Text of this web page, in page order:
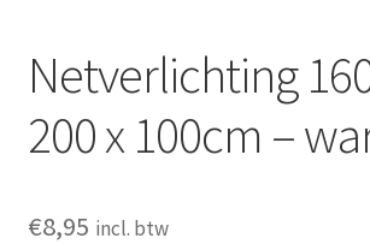
Sport
Netverlichting
200 x 100cm –
€8,95 incl. btw